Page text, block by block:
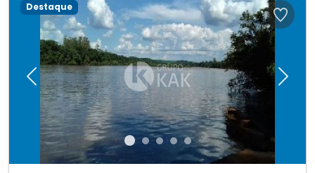
Previous Next
Destaque